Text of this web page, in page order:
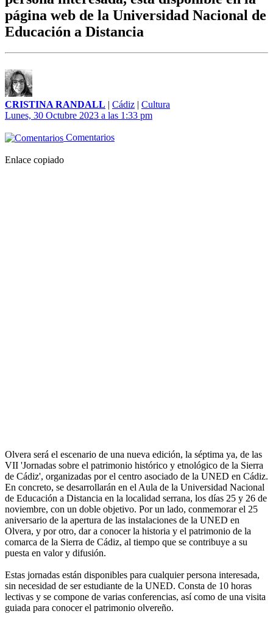
página web de la Universidad Nacional de
Educación a Distancia
CRISTINA RANDALL | Cádiz | Cultura
Lunes, 30 Octubre 2023 a las 1:33 pm
Comentarios
Enlace copiado
Olvera será el escenario de una nueva edición, la séptima ya, de las
VII 'Jornadas sobre el patrimonio histórico y etnológico de la Sierra
de Cádiz', organizadas por el centro asociado de la UNED en Cádiz.
En concreto, se desarrollarán en el Aula de la Universidad Nacional
de Educación a Distancia en la localidad serrana, los días 25 y 26 de
noviembre, con un doble objetivo. Por un lado, conmemorar el 25
aniversario de la apertura de las instalaciones de la UNED en
Olvera, y por otro, dar a conocer la historia y el patrimonio de la
comarca de la Sierra de Cádiz, al tiempo que se contribuye a su
puesta en valor y difusión.
Estas jornadas están disponibles para cualquier persona interesada,
sin necesidad de ser estudiante de la UNED. Consta de 10 horas
lectivas y se compone de varias conferencias, así como de una visita
guiada para conocer el patrimonio olvereño.